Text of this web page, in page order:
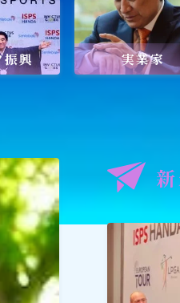
家 スポーツ振興
すすめの記事
？
振興 実業家